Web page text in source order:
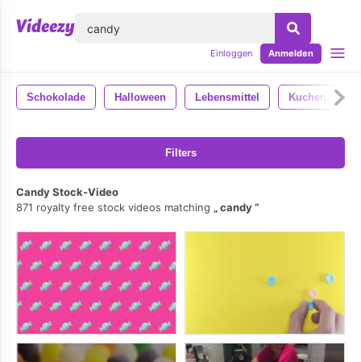
Einloggen Anmelden
Schokolade Halloween Lebensmittel Kuchen
Filters
Candy Stock-Video
871 royalty free stock videos matching
candy